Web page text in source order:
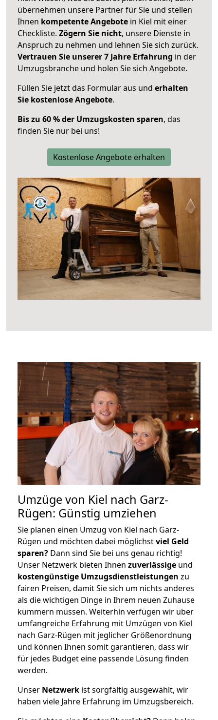
übernehmen unsere Partner für Sie und stellen
Ihnen kompetente Angebote in Kiel mit einer
Checkliste. Zögern Sie nicht, unsere Dienste in
Anspruch zu nehmen und lehnen Sie sich zurück.
Vertrauen Sie unserer 7 Jahre Erfahrung in der
Umzugsbranche und holen Sie sich Angebote.
Füllen Sie jetzt das Formular aus und erhalten
Sie kostenlose Angebote.
Bis zu 60 % der Umzugskosten sparen, das
finden Sie nur bei uns!
Kostenlose Angebote erhalten
Umzüge von Kiel nach Garz-
Rügen: Günstig umziehen
Sie planen einen Umzug von Kiel nach Garz-
Rügen und möchten dabei möglichstviel Geld
sparen? Dann sind Sie bei uns genau richtig!
Unser Netzwerk bieten Ihnen zuverlässige und
kostengünstige Umzugsdienstleistungen zu
fairen Preisen, damit Sie sich um nichts anderes
als die wichtigen Dinge in Ihrem neuen Zuhause
kümmern müssen. Weiterhin verfügen wir über
umfangreiche Erfahrung mit Umzügen von Kiel
nach Garz-Rügen mit jeglicher Größenordnung
und können Ihnen somit garantieren, dass wir
für jedes Budget eine passende Lösung finden
werden.
Unser Netzwerk ist sorgfältig ausgewählt, wir
haben viele Jahre Erfahrung im Umzugsbereich.